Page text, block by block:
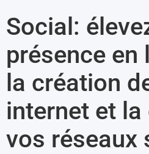
Social:
présence en
la création
internet et
vos réseaux